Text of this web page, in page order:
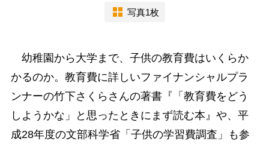
写真1枚
幼稚園から大学まで、子供の教育費はいくらか
かるのか。教育費に詳しいファイナンシャルプラ
ンナーの竹下さくらさんの著書『「教育費をどう
しようかな」と思ったときにまず読む本』や、平
成28年度の文部科学省「子供の学習費調査」も参